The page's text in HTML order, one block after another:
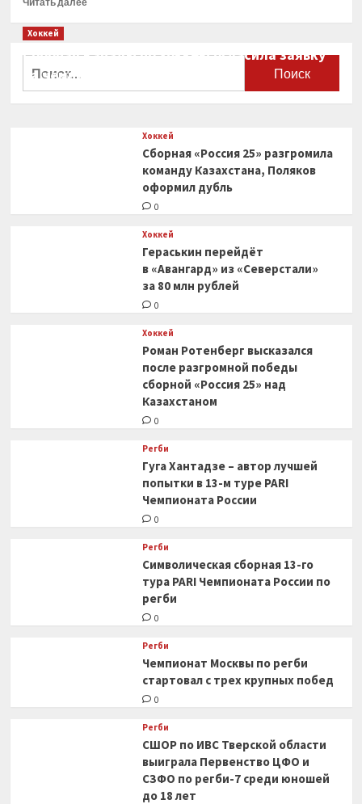
разгромила
Хоккей
Сборная Канады по хоккею огласила заявку
на чемпионат мира
Хоккей
Сборная «Россия 25» разгромила
команду Казахстана, Поляков
оформил дубль
0
Хоккей
Гераськин перейдёт
в «Авангард» из «Северстали»
за 80 млн рублей
0
Хоккей
Роман Ротенберг высказался
после разгромной победы
сборной «Россия 25» над
Казахстаном
0
Регби
Гуга Хантадзе – автор лучшей
попытки в 13-м туре PARI
Чемпионата России
0
Регби
Символическая сборная 13-го
тура PARI Чемпионата России по
регби
0
Регби
Чемпионат Москвы по регби
стартовал с трех крупных побед
0
Регби
СШОР по ИВС Тверской области
выиграла Первенство ЦФО и
СЗФО по регби-7 среди юношей
до 18 лет